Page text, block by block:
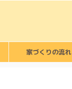
家づくりの流れ